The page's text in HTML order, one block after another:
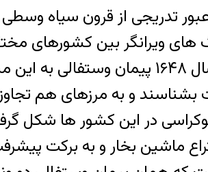
تدریجی از قرون سیاه
های ویرانگر بین
از سی سال جنگ و خون ریزی،
و به مرزهای هم
در این کشور ها شکل
ماشین بخار و به برکت